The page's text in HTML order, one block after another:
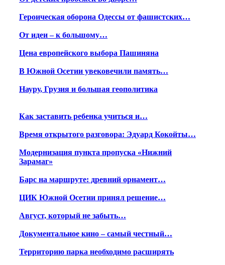
Героическая оборона Одессы от фашистских…
От идеи – к большому…
Цена европейского выбора Пашиняна
В Южной Осетии увековечили память…
Науру, Грузия и большая геополитика
Как заставить ребенка учиться и…
Время открытого разговора: Эдуард Кокойты…
Модернизация пункта пропуска «Нижний
Зарамаг»
Барс на маршруте: древний орнамент…
ЦИК Южной Осетии принял решение…
Август, который не забыть…
Документальное кино – самый честный…
Территорию парка необходимо расширять